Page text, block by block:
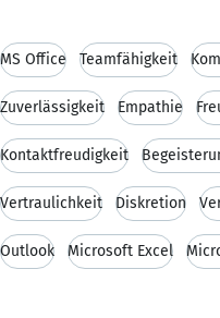
MS Office Teamfähigkeit
Zuverlässigkeit Empathie
Kontaktfreudigkeit
Vertraulichkeit Diskretion
Outlook Microsoft Excel